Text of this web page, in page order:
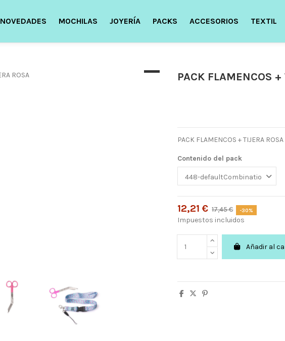
NOVEDADES MOCHILAS JOYERÍA PACKS ACCESORIOS TEXTIL
PACK FLAMENCOS
PACK FLAMENCOS + TIJERA ROSA
Contenido del pack
12,21 € 17,45 € -30%
Impuestos incluidos
Añadir al